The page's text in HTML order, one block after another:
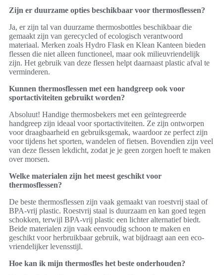
Zijn er duurzame opties beschikbaar voor thermosflessen?
Ja, er zijn tal van duurzame thermosbottles beschikbaar die
gemaakt zijn van gerecycled of ecologisch verantwoord
materiaal. Merken zoals Hydro Flask en Klean Kanteen bieden
flessen die niet alleen functioneel, maar ook milieuvriendelijk
zijn. Het gebruik van deze flessen helpt daarnaast plastic afval te
verminderen.
Kunnen thermosflessen met een handgreep ook voor
sportactiviteiten gebruikt worden?
Absoluut! Handige thermosbekers met een geïntegreerde
handgreep zijn ideaal voor sportactiviteiten. Ze zijn ontworpen
voor draagbaarheid en gebruiksgemak, waardoor ze perfect zijn
voor tijdens het sporten, wandelen of fietsen. Bovendien zijn veel
van deze flessen lekdicht, zodat je je geen zorgen hoeft te maken
over morsen.
Welke materialen zijn het meest geschikt voor
thermosflessen?
De beste thermosflessen zijn vaak gemaakt van roestvrij staal of
BPA-vrij plastic. Roestvrij staal is duurzaam en kan goed tegen
schokken, terwijl BPA-vrij plastic een lichter alternatief biedt.
Beide materialen zijn vaak eenvoudig schoon te maken en
geschikt voor herbruikbaar gebruik, wat bijdraagt aan een eco-
vriendelijker levensstijl.
Hoe kan ik mijn thermosfles het beste onderhouden?